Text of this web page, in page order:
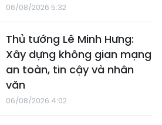
06/08/2026 5:32
Thủ tướng Lê Minh Hưng:
Xây dựng không gian mạng
an toàn, tin cậy và nhân
văn
06/08/2026 4:02